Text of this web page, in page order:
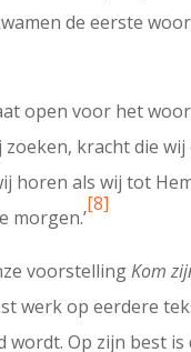
de eerste
open voor het
zoeken, kracht die
horen als wij tot
morgen.’
[8]
voorstellingKom
werk op eerdere
wordt. Op zijn best